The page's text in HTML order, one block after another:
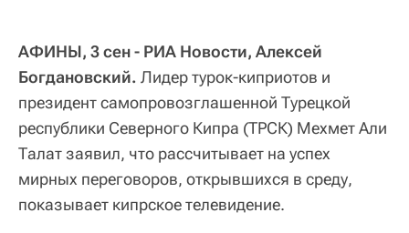
АФИНЫ, 3 сен - РИА Новости, Алексей
Богдановский. Лидер турок-киприотов и
президент самопровозглашенной Турецкой
республики Северного Кипра (ТРСК) Мехмет Али
Талат заявил, что рассчитывает на успех
мирных переговоров, открывшихся в среду,
показывает кипрское телевидение.